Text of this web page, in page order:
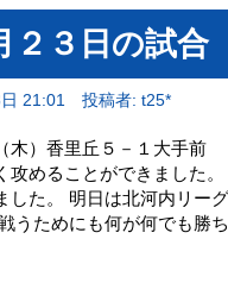
２３日の試合
21:01 投稿者: t25*
木）香里丘５－１大手前
攻めることができました
した。 明日は北河内リー
うためにも何が何でも勝